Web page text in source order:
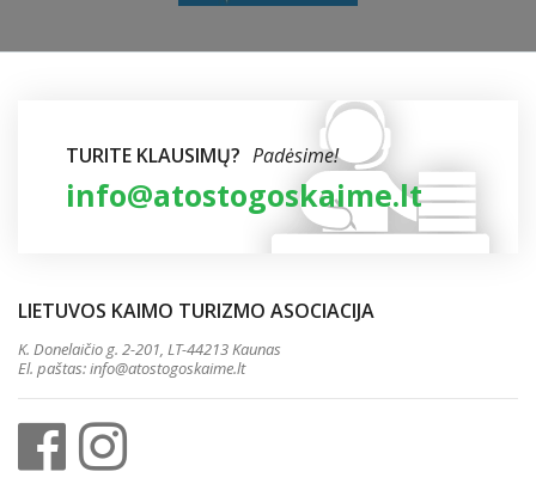
TURITE KLAUSIMŲ? Padėsime!
info@atostogoskaime.lt
LIETUVOS KAIMO TURIZMO ASOCIACIJA
K. Donelaičio g. 2-201, LT-44213 Kaunas
El. paštas:info@atostogoskaime.lt